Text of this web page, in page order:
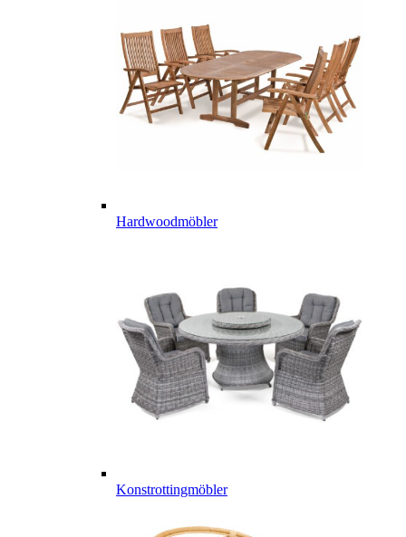
Hardwoodmöbler
Konstrottingmöbler